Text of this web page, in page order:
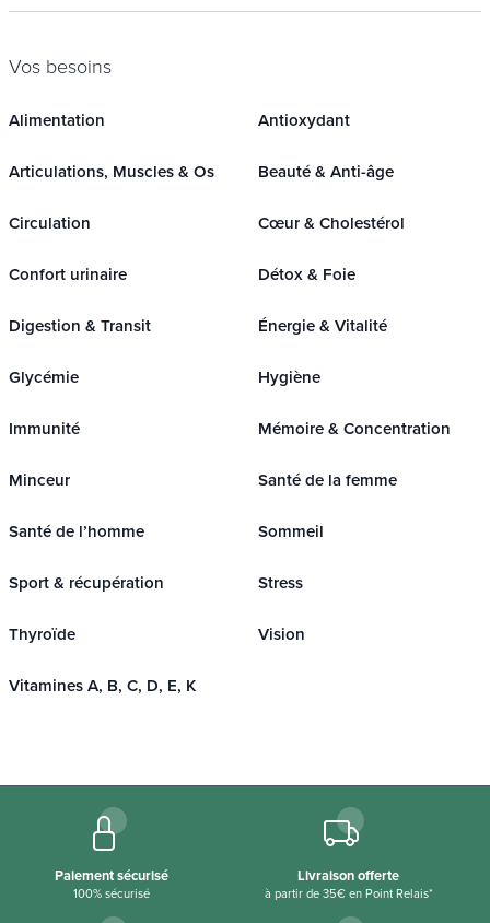
Vos besoins
Alimentation Antioxydant
Articulations, Muscles & Os Beauté & Anti-âge
Circulation Cœur & Cholestérol
Confort urinaire Détox & Foie
Digestion & Transit Énergie & Vitalité
Glycémie Hygiène
Immunité Mémoire & Concentration
Minceur Santé de la femme
Santé de l’homme Sommeil
Sport & récupération Stress
Thyroïde Vision
Vitamines A, B, C, D, E, K
Paiement sécurisé
100% sécurisé
Livraison offerte
à partir de 35€ en Point Relais*